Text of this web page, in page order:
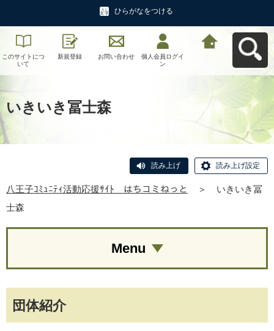
ひらがなをつける
このサイトにつ
いて
新規登録 お問い合わせ
個人会員ログイ
ン
いきいき冨士森
読み上げ 読み上げ設定
八王子ｺﾐｭﾆﾃｨ活動応援ｻｲﾄ はちコミねっと ＞
いきいき冨
士森
団体紹介
Menu